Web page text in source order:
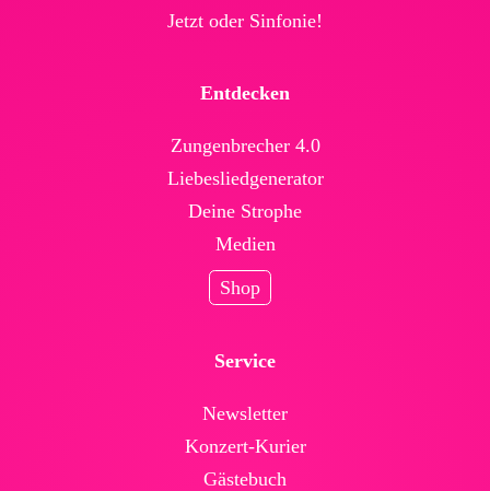
Jetzt oder Sinfonie!
Entdecken
Zungenbrecher 4.0
Liebesliedgenerator
Deine Strophe
Medien
Shop
Service
News­letter
Konzert-Kurier
Gäste­buch